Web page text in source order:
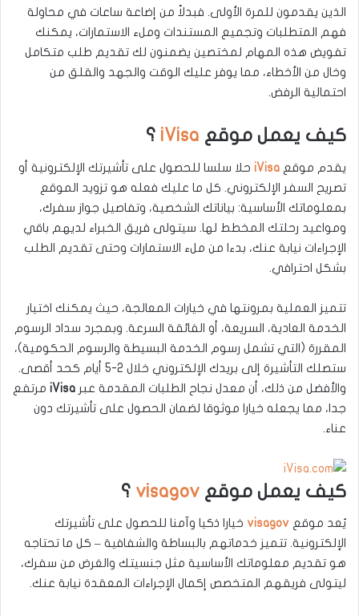
الذين يقدمون للمرة الأولى. فبدلاً من إضاعة ساعات في محاولة
فهم المتطلبات وتجميع المستندات وملء الاستمارات، يمكنك
تفويض هذه المهام لمختصين يضمنون لك تقديم طلب متكامل
وخال من الأخطاء، مما يوفر عليك الوقت والجهد والقلق من
احتمالية الرفض.
كيف يعمل موقع iVisa ؟
يقدم موقع iVisa حلا سلسا للحصول على تأشيرتك الإلكترونية أو
تصريح السفر الإلكتروني. كل ما عليك فعله هو تزويد الموقع
بمعلوماتك الأساسية: بياناتك الشخصية، وتفاصيل جواز سفرك،
ومواعيد رحلتك المخطط لها. سيتولى فريق الخبراء لديهم باقي
الإجراءات نيابة عنك، بدءا من ملء الاستمارات وحتى تقديم الطلب
بشكل احترافي.
تتميز العملية بمرونتها في خيارات المعالجة، حيث يمكنك اختيار
الخدمة العادية، السريعة، أو الفائقة السرعة. وبمجرد سداد الرسوم
المقررة (التي تشمل رسوم الخدمة البسيطة والرسوم الحكومية)،
ستصلك التأشيرة إلى بريدك الإلكتروني خلال 2-5 أيام كحد أقصى.
والأفضل من ذلك، أن معدل نجاح الطلبات المقدمة عبر iVisa مرتفع
جدا، مما يجعله خيارا موثوقا لضمان الحصول على تأشيرتك دون
عناء.
كيف يعمل موقع visagov ؟
يُعد موقع visagov خيارا ذكيا وآمنا للحصول على تأشيرتك
الإلكترونية. تتميز خدماتهم بالبساطة والشفافية – كل ما تحتاجه
هو تقديم معلوماتك الأساسية مثل جنسيتك والغرض من سفرك،
ليتولى فريقهم المتخصص إكمال الإجراءات المعقدة نيابة عنك.